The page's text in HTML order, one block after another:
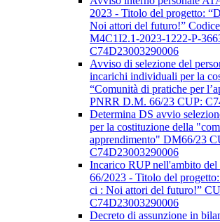
2023 - Titolo del progetto:
Noi attori del futuro!”
M4C1I2.1-2023-1222-P-
C74D23003290006
Avviso di selezione del
incarichi individuali per la
“Comunità di pratiche per
PNRR D.M. 66/23 CUP:
Determina DS avvio
per la costituzione della
apprendimento" DM66/23
C74D23003290006
Incarico RUP nell'ambito
66/2023 - Titolo del
ci : Noi attori del futuro!”
C74D23003290006
Decreto di assunzione in